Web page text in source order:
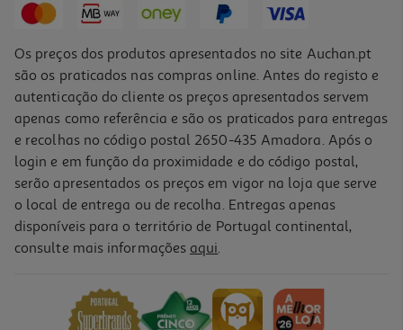
Promoção
Pack Suplemento Olistic Mulher Triplo 84x25 Ml
119,80 €
Os preços dos produtos apresentados no site Auchan.pt
são os praticados nas compras online. Antes do registo e
autenticação do cliente os preços apresentados servem
apenas como referência e são os praticados para entregas
e recolhas no código postal 2650-435 Amadora. Após o
login e em função da proximidade e do código postal,
serão apresentados os preços em vigor na loja que serve
o local de entrega ou de recolha. Entregas apenas
disponíveis para o território de Portugal continental,
consulte mais informações aqui.